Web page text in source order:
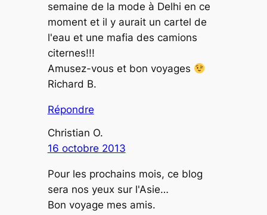
semaine de la mode à Delhi en ce
moment et il y aurait un cartel de
l'eau et une mafia des camions
citernes!!!
Amusez-vous et bon voyages
Richard B.
Répondre
Christian O.
16 octobre 2013
Pour les prochains mois, ce blog
sera nos yeux sur l'Asie…
Bon voyage mes amis.